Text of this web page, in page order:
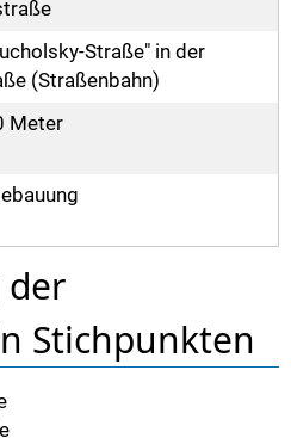
Straße" in der
(Straßenbahn)
Meter
der
Stichpunkten